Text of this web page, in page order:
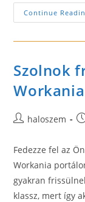
Continue
Szolnok
Workania
Posthaloszem
Fedezze fel az
Workania
gyakran
klassz, mert így